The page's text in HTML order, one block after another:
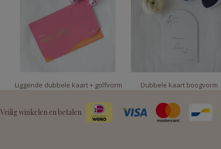
Liggende dubbele kaart + golfvorm Dubbele kaart boogvorm
Veilig winkelen en betalen